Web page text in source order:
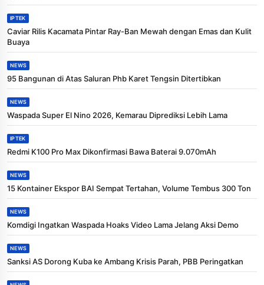
IPTEK
Caviar Rilis Kacamata Pintar Ray-Ban Mewah dengan Emas dan Kulit
Buaya
NEWS
95 Bangunan di Atas Saluran Phb Karet Tengsin Ditertibkan
NEWS
Waspada Super El Nino 2026, Kemarau Diprediksi Lebih Lama
IPTEK
Redmi K100 Pro Max Dikonfirmasi Bawa Baterai 9.070mAh
NEWS
15 Kontainer Ekspor BAI Sempat Tertahan, Volume Tembus 300 Ton
NEWS
Komdigi Ingatkan Waspada Hoaks Video Lama Jelang Aksi Demo
NEWS
Sanksi AS Dorong Kuba ke Ambang Krisis Parah, PBB Peringatkan